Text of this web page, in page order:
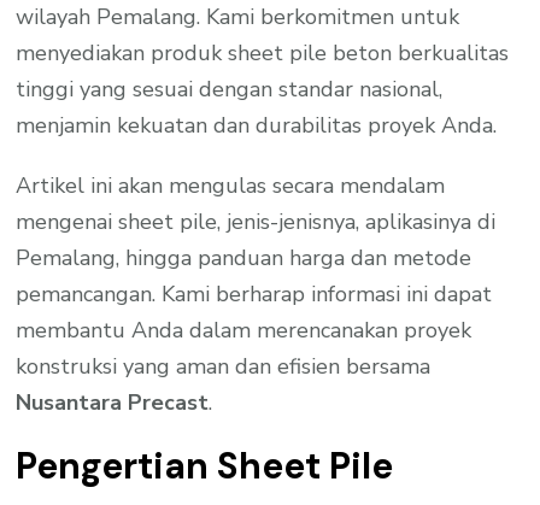
wilayah Pemalang. Kami berkomitmen untuk
menyediakan produk sheet pile beton berkualitas
tinggi yang sesuai dengan standar nasional,
menjamin kekuatan dan durabilitas proyek Anda.
Artikel ini akan mengulas secara mendalam
mengenai sheet pile, jenis-jenisnya, aplikasinya di
Pemalang, hingga panduan harga dan metode
pemancangan. Kami berharap informasi ini dapat
membantu Anda dalam merencanakan proyek
konstruksi yang aman dan efisien bersama
Nusantara Precast.
Pengertian Sheet Pile